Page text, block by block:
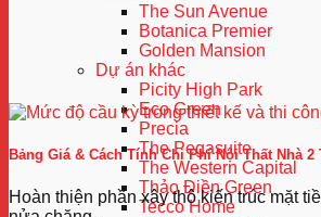
The Sun Avenue
Botanica Premier
Golden Mansion
Dự án khác
Picity High Park
Eco Green
Precia
The Pegasuite
The Western Capital
Thảo Điền Green
Tecco Home
Bảng Giá & Cách Tính Chi Phí Nội Thất Nhà 2
Hoàn thiện phần xây thô kiến trúc mặt